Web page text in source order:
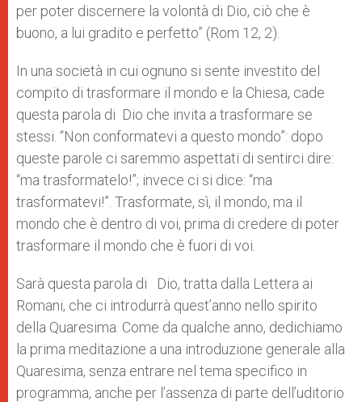
per poter discernere la volontà di Dio, ciò che è
buono, a lui gradito e perfetto” (Rom 12, 2).
In una società in cui ognuno si sente investito del
compito di trasformare il mondo e la Chiesa, cade
questa parola di Dio che invita a trasformare se
stessi. “Non conformatevi a questo mondo”: dopo
queste parole ci saremmo aspettati di sentirci dire:
“ma trasformatelo!”; invece ci si dice: “ma
trasformatevi!”. Trasformate, sì, il mondo, ma il
mondo che è dentro di voi, prima di credere di poter
trasformare il mondo che è fuori di voi.
Sarà questa parola di Dio, tratta dalla Lettera ai
Romani, che ci introdurrà quest’anno nello spirito
della Quaresima. Come da qualche anno, dedichiamo
la prima meditazione a una introduzione generale alla
Quaresima, senza entrare nel tema specifico in
programma, anche per l’assenza di parte dell’uditorio